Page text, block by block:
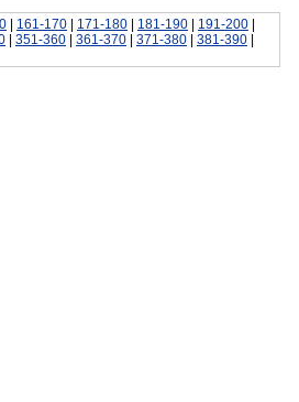
161-170 171-180 181-190 191-200
351-360 361-370 371-380 381-390